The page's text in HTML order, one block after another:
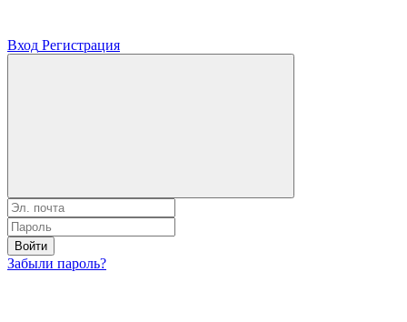
Вход Регистрация
Войти
Забыли пароль?